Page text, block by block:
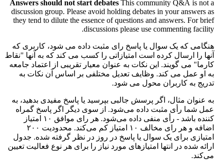
Answers should not start debates This community Q&A is not a
discussion group. Please avoid holding debates in your answers as
they tend to dilute the essence of questions and answers. For brief
discussions please use commenting facility.
هنگامی که یک سوال یا پاسخ رای مثبت داده می شود، کاربری که
آنها را ارسال کرده است امتیازاتی را کسب می کند که به آنها "نقاط
کارما" می گویند. این نکات به عنوان معیار تقریبی از اعتماد جامعه
به او عمل می کند. وظایف تعدیل مختلفی بر اساس آن نکات به
تدریج به کاربران محول می شود.
به عنوان مثال، اگر پرسش جالبی بپرسید یا پاسخ مفیدی بدهید، به
عمل شما رأی مثبت داده می‌شود. از سوی دیگر اگر پاسخ گمراه
کننده باشد - رأی منفی داده می‌شود. هر رای موافق ۱۰ امتیاز
اضافه و هر رای مخالف ۱۰ امتیاز کم می‌کند. محدودیت ۲۰۰
امتیازی برای یک سوال یا پاسخ در روز در نظر گرفته شده. جدول
ارائه شده در انتها امتیازهای مورد نیاز را برای هر نوع فعالیت تعیین
می‌کند.